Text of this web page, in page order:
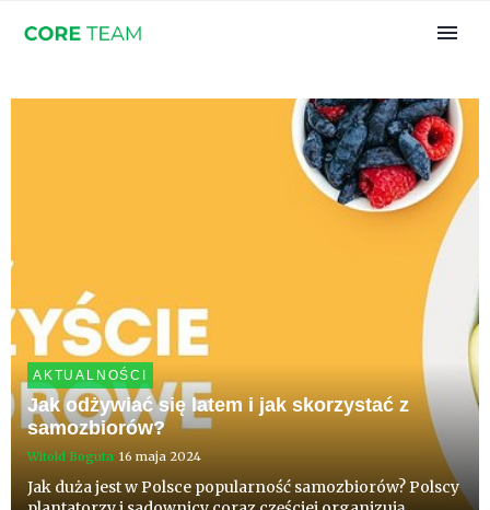
AKTUALNOŚCI
Jak odżywiać się latem i jak skorzystać z
samozbiorów?
Witold Boguta 16 maja 2024
Jak duża jest w Polsce popularność samozbiorów? Polscy